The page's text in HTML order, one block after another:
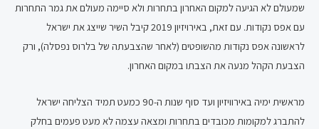
שמעולם לא הגיעה למקום האחרון בתחרות ולא סיימה מעולם את גמר התחרות
עם אפס נקודות. עם זאת, באירויזיון 2019 קיבל השיר שייצג את ישראל
לראשונה אפס נקודות מהשופטים (לאחר שהצבעתה של בלרוס נפסלה), ורק
הצבעת הקהל מנעה את הצבתו במקום האחרון.
מראשית ימיה באירוויזיון ועד סוף שנות ה-90 כמעט תמיד הצליחה ישראל
להתברג למקומות מכובדים בתחרות ומצאה עצמה לא מעט פעמים בחלק